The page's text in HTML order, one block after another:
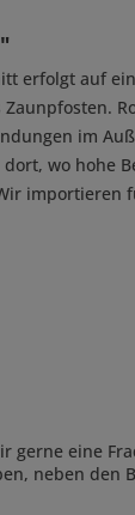
erfolgt auf
im
wo
gerne eine
neben den